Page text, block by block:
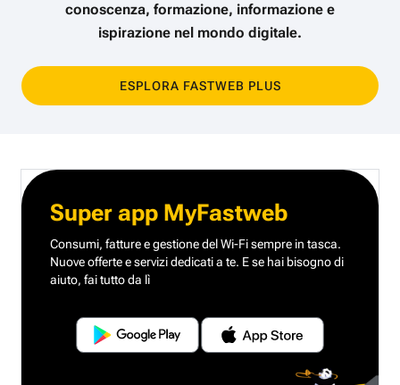
conoscenza, formazione, informazione e
ispirazione nel mondo digitale.
ESPLORA FASTWEB PLUS
Super app MyFastweb
Consumi, fatture e gestione del Wi-Fi sempre in tasca.
Nuove offerte e servizi dedicati a te. E se hai bisogno di
aiuto, fai tutto da lì